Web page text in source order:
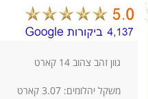
גוון זהב צהוב 14 קארט
משקל יהלומים: 3.07 קארט